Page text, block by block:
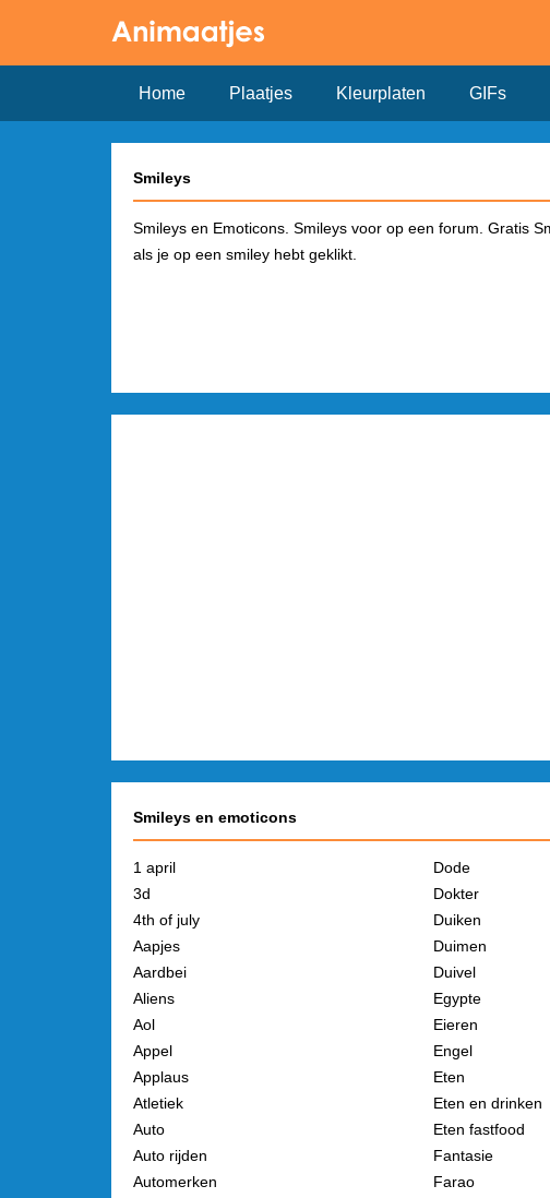
Home Plaatjes Kleurplaten GIFs
Smileys
Smileys en Emoticons. Smileys voor op een forum. Gratis
als je op een smiley hebt geklikt.
Smileys en emoticons
1 april
3d
4th of july
Aapjes
Aardbei
Aliens
Aol
Appel
Applaus
Atletiek
Auto
Auto rijden
Automerken
Dode
Dokter
Duiken
Duimen
Duivel
Egypte
Eieren
Engel
Eten
Eten en drinken
Eten fastfood
Fantasie
Farao